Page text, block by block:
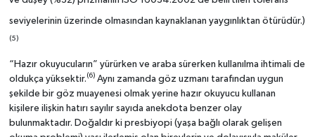
seviyelerinin üzerinde olmasından kaynaklanan yaygınlıktan ötürüdür.)
(5)
“Hazır okuyucuların” yürürken ve araba sürerken kullanılma ihtimali de
oldukça yüksektir. (6)Aynı zamanda göz uzmanı tarafından uygun
şekilde bir göz muayenesi olmak yerine hazır okuyucu kullanan
kişilere ilişkin hatırı sayılır sayıda anekdota benzer olay
bulunmaktadır. Doğaldır ki presbiyopi (yaşa bağlı olarak gelişen